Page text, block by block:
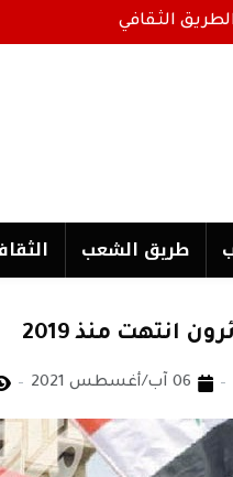
الثقافي
طریق الشعب
انتهت منذ 2019
06 آب/أغسطس 2021